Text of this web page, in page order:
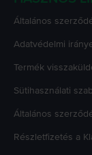
Általános
Adatvédelmi
Termék
Sütihasználati
Általános
Részletfizetés a